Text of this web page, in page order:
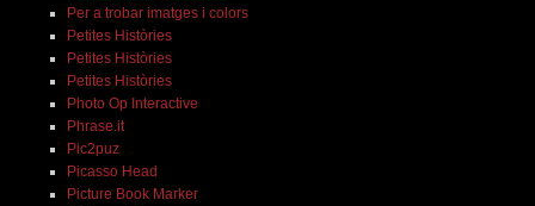
Per a trobar imatges i colors
Petites Històries
Petites Històries
Petites Històries
Photo Op Interactive
Phrase.it
Pic2puz
Picasso Head
Picture Book Marker